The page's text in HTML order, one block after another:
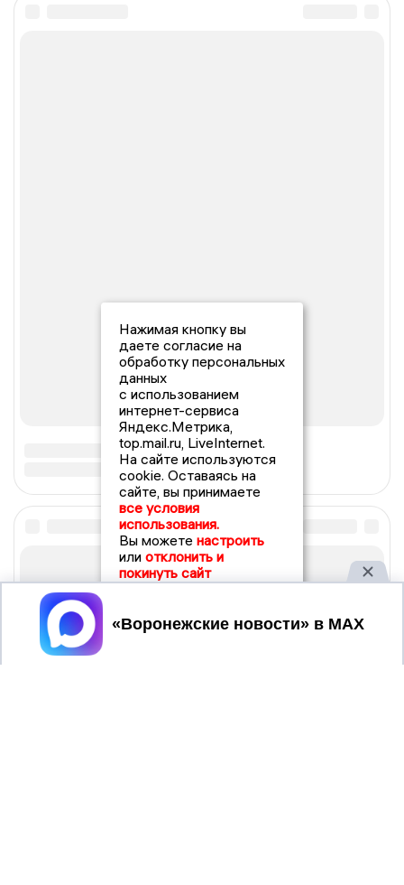
Нажимая кнопку вы
даете согласие на
обработку персональных
данных
с использованием
интернет-сервиса
Яндекс.Метрика,
top.mail.ru, LiveInternet.
На сайте используются
cookie. Оставаясь на
сайте, вы принимаете
все условия
использования.
Вы можете настроить
или отклонить и
покинуть сайт
Принять